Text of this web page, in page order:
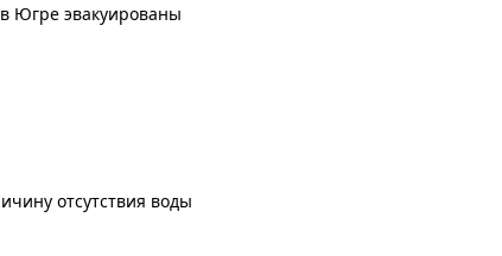
Югре эвакуированы
отсутствия воды